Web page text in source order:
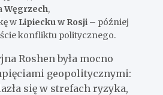
Węgrzech,
w Lipiecku w Rosji – później
konfliktu politycznego.
Roshen była mocno
geopolitycznymi:
się w strefach ryzyka,